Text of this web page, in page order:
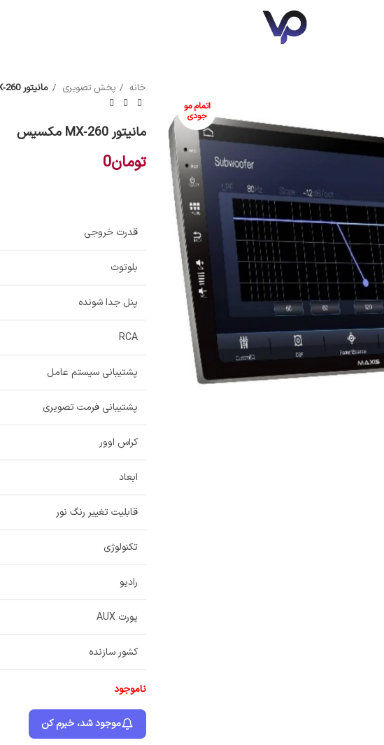
مکسیس
اتمام مو
جودی
خانه پخش تصویری مانیتور MX‑260 مکسیس
مانیتور MX‑260 مکسیس
تومان0
قدرت خروجی
بلوتوث
پنل جدا شونده
RCA
پشتیبانی سیستم عامل
پشتیبانی فرمت تصویری
کراس اوور
ابعاد
قابلیت تغییر رنگ نور
تکنولوژی
رادیو
پورت AUX
کشور سازنده
ناموجود
موجود شد، خبرم کن